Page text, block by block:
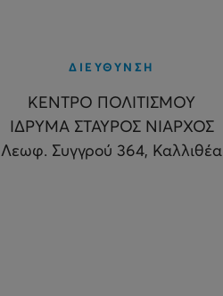
ΔΙΕΥΘΥΝΣΗ
ΚΕΝΤΡΟ ΠΟΛΙΤΙΣΜΟΥ
ΙΔΡΥΜΑ ΣΤΑΥΡΟΣ ΝΙΑΡΧΟΣ
Λεωφ. Συγγρού 364, Καλλιθέα